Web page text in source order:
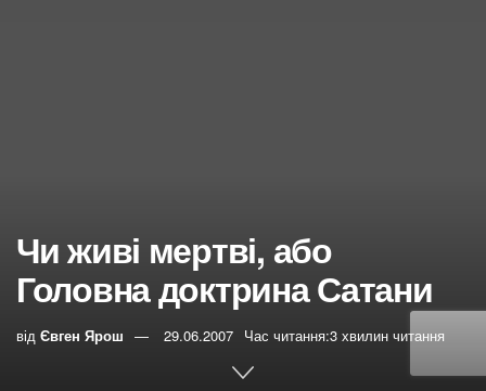
Чи живі мертві, або
Головна доктрина Сатани
від Євген Ярош 29.06.2007 Час читання:3 хвилин читання